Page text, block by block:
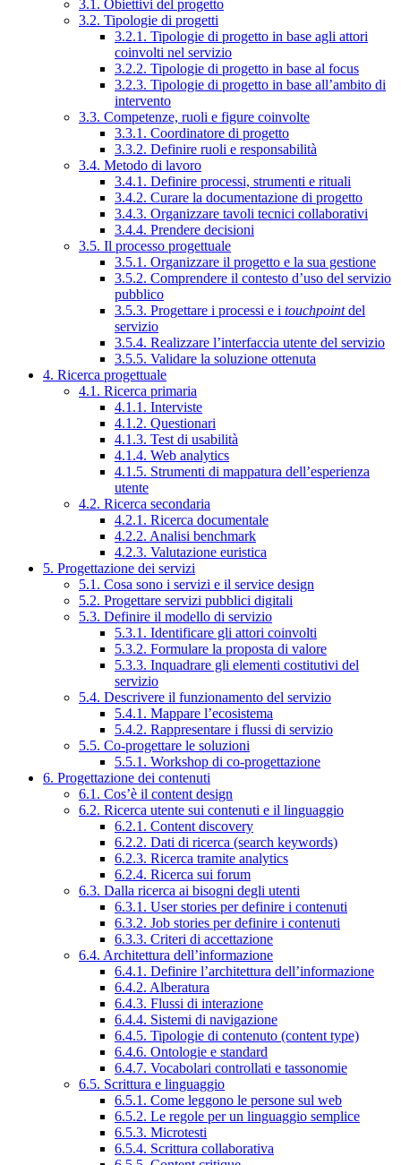
3.1. Obiettivi del progetto
3.2. Tipologie di progetti
3.2.1. Tipologie di progetto in base agli attori
coinvolti nel servizio
3.2.2. Tipologie di progetto in base al focus
3.2.3. Tipologie di progetto in base all’ambito di
intervento
3.3. Competenze, ruoli e figure coinvolte
3.3.1. Coordinatore di progetto
3.3.2. Definire ruoli e responsabilità
3.4. Metodo di lavoro
3.4.1. Definire processi, strumenti e rituali
3.4.2. Curare la documentazione di progetto
3.4.3. Organizzare tavoli tecnici collaborativi
3.4.4. Prendere decisioni
3.5. Il processo progettuale
3.5.1. Organizzare il progetto e la sua gestione
3.5.2. Comprendere il contesto d’uso del servizio
pubblico
3.5.3. Progettare i processi e i touchpointdel
servizio
3.5.4. Realizzare l’interfaccia utente del servizio
3.5.5. Validare la soluzione ottenuta
4. Ricerca progettuale
4.1. Ricerca primaria
4.1.1. Interviste
4.1.2. Questionari
4.1.3. Test di usabilità
4.1.4. Web analytics
4.1.5. Strumenti di mappatura dell’esperienza
utente
4.2. Ricerca secondaria
4.2.1. Ricerca documentale
4.2.2. Analisi benchmark
4.2.3. Valutazione euristica
5. Progettazione dei servizi
5.1. Cosa sono i servizi e il service design
5.2. Progettare servizi pubblici digitali
5.3. Definire il modello di servizio
5.3.1. Identificare gli attori coinvolti
5.3.2. Formulare la proposta di valore
5.3.3. Inquadrare gli elementi costitutivi del
servizio
5.4. Descrivere il funzionamento del servizio
5.4.1. Mappare l’ecosistema
5.4.2. Rappresentare i flussi di servizio
5.5. Co-progettare le soluzioni
5.5.1. Workshop di co-progettazione
6. Progettazione dei contenuti
6.1. Cos’è il content design
6.2. Ricerca utente sui contenuti e il linguaggio
6.2.1. Content discovery
6.2.2. Dati di ricerca (search keywords)
6.2.3. Ricerca tramite analytics
6.2.4. Ricerca sui forum
6.3. Dalla ricerca ai bisogni degli utenti
6.3.1. User stories per definire i contenuti
6.3.2. Job stories per definire i contenuti
6.3.3. Criteri di accettazione
6.4. Architettura dell’informazione
6.4.1. Definire l’architettura dell’informazione
6.4.2. Alberatura
6.4.3. Flussi di interazione
6.4.4. Sistemi di navigazione
6.4.5. Tipologie di contenuto (content type)
6.4.6. Ontologie e standard
6.4.7. Vocabolari controllati e tassonomie
6.5. Scrittura e linguaggio
6.5.1. Come leggono le persone sul web
6.5.2. Le regole per un linguaggio semplice
6.5.3. Microtesti
6.5.4. Scrittura collaborativa